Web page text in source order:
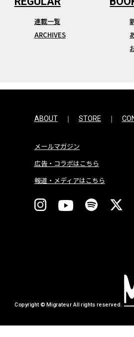
連載一覧
ARCHIVES
ABOUT STORE
メールマガジン
広告・コラボはこちら
報道・メディアはこちら
Copyright © Migrateur All rights reserved.